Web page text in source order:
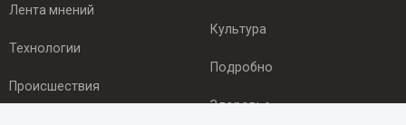
Лента мнений
Технологии
Происшествия
Культура
Подробно
Здоровье